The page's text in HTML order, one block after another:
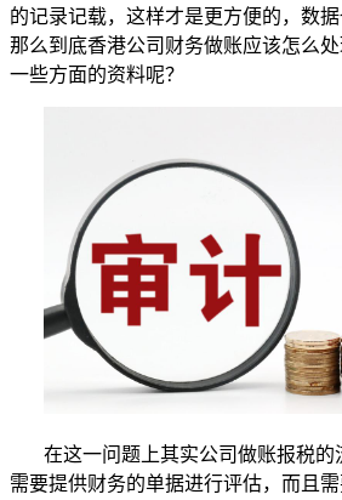
的记录记载，这样才是更方便的，数据
那么到底香港公司财务做账应该怎么
一些方面的资料呢？
在这一问题上其实公司做账报税的
需要提供财务的单据进行评估，而且